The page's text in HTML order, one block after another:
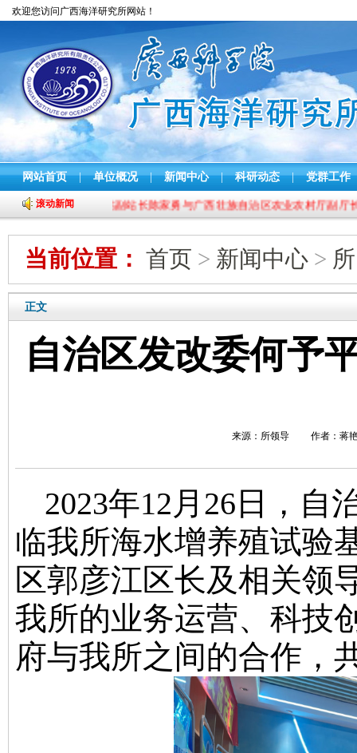
欢迎您访问广西海洋研究所网站！
网站首页 | 单位概况 | 新闻中心 | 科研动态 | 党群工作
滚动新闻
水产技术推广总站副站长陈家勇与广西壮族自治区农业农村厅副厅长
当前位置： 首页 > 新闻中心 >
正文
自治区发改委何予
来源：所领导 作者：蒋
2023年12月26日，自
临我所海水增养殖试验
区郭彦江区长及相关领
我所的业务运营、科技
府与我所之间的合作，